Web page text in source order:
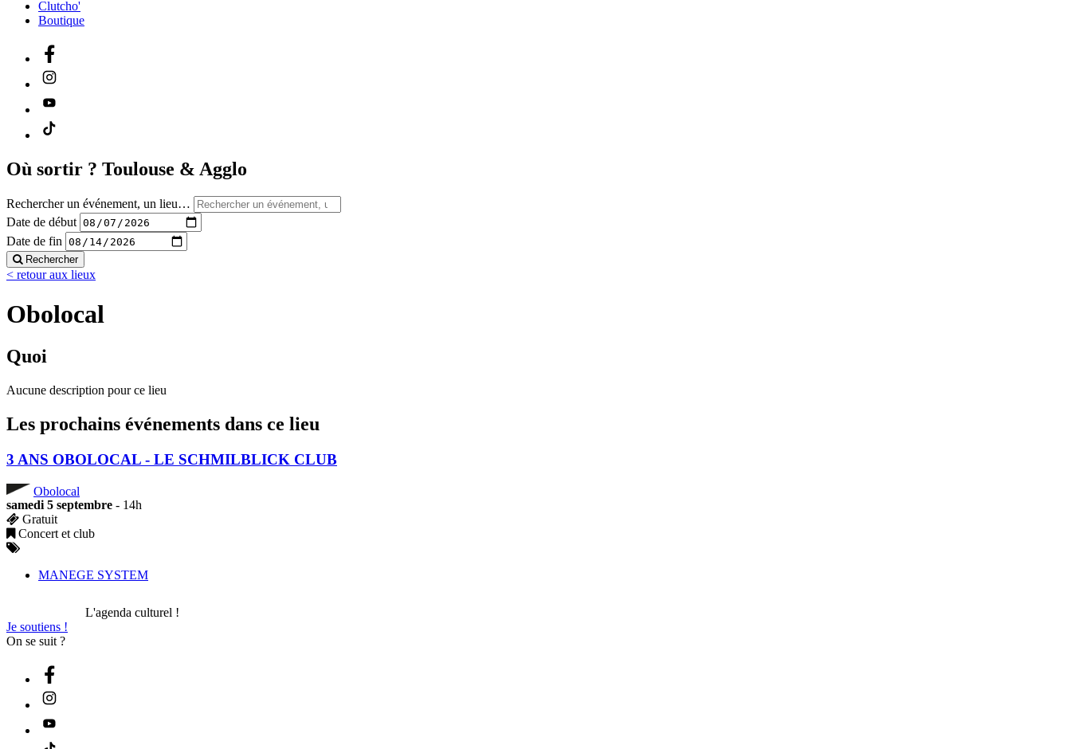
Clutcho'
Boutique
Où sortir ? Toulouse & Agglo
Rechercher un événement, un lieu…
Date de début
Date de fin
Rechercher
< retour aux lieux
Obolocal
Quoi
Aucune description pour ce lieu
Les prochains événements dans ce lieu
3 ANS OBOLOCAL - LE SCHMILBLICK CLUB
Obolocal
samedi 5 septembre - 14h
Gratuit
Concert et club
MANEGE SYSTEM
L'agenda culturel !
Je soutiens !
On se suit ?